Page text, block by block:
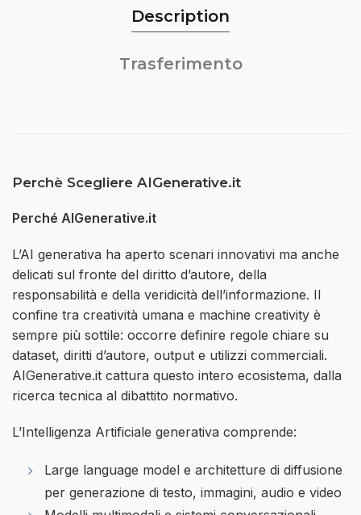
Description
Trasferimento
Perchè Scegliere AIGenerative.it
Perché AIGenerative.it
L’AI generativa ha aperto scenari innovativi ma anche
delicati sul fronte del diritto d’autore, della
responsabilità e della veridicità dell’informazione. Il
confine tra creatività umana e machine creativity è
sempre più sottile: occorre definire regole chiare su
dataset, diritti d’autore, output e utilizzi commerciali.
AIGenerative.it cattura questo intero ecosistema, dalla
ricerca tecnica al dibattito normativo.
L’Intelligenza Artificiale generativa comprende:
Large language model e architetture di diffusione
per generazione di testo, immagini, audio e video